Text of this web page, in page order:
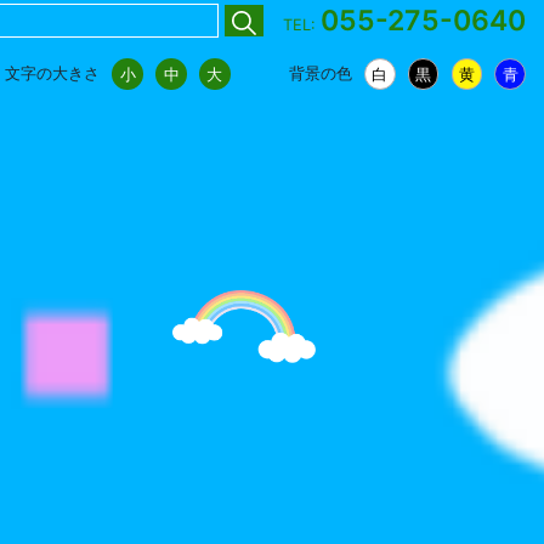
TEL: 055-275-0640
文字の大きさ 小 中 大 背景の色 白 黒 黄 青
小 中 大